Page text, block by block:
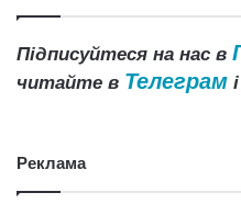
Підписуйтеся на нас в
читайте в Телеграм і
Реклама